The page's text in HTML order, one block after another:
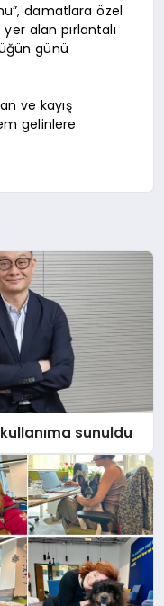
damatlara özel
alan pırlantalı
günü
ve kayış
gelinlere
sunuldu